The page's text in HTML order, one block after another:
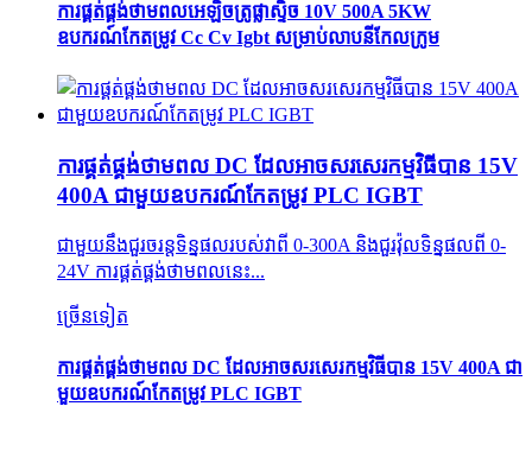
ការផ្គត់ផ្គង់ថាមពលអេឡិចត្រូផ្លាស្ទិច 10V 500A 5KW
ឧបករណ៍កែតម្រូវ Cc Cv Igbt សម្រាប់លាបនីកែលក្រូម
ការផ្គត់ផ្គង់ថាមពល DC ដែលអាចសរសេរកម្មវិធីបាន 15V
400A ជាមួយឧបករណ៍កែតម្រូវ PLC IGBT
ជាមួយនឹងជួរចរន្តទិន្នផលរបស់វាពី 0-300A និងជួរវ៉ុលទិន្នផលពី 0-
24V ការផ្គត់ផ្គង់ថាមពលនេះ...
ច្រើនទៀត
ការផ្គត់ផ្គង់ថាមពល DC ដែលអាចសរសេរកម្មវិធីបាន 15V 400A ជា
មួយឧបករណ៍កែតម្រូវ PLC IGBT